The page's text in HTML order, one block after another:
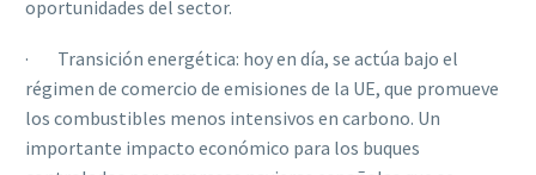
oportunidades del sector.
· Transición energética: hoy en día, se actúa bajo el
régimen de comercio de emisiones de la UE, que promueve
los combustibles menos intensivos en carbono. Un
importante impacto económico para los buques